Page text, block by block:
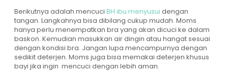
Berikutnya adalah mencuci BH ibu menyusui dengan
tangan. Langkahnya bisa dibilang cukup mudah. Moms
hanya perlu menempatkan bra yang akan dicuci ke dalam
baskon. Kemudian masukkan air dingin atau hangat sesuai
dengan kondisi bra. Jangan lupa mencampurnya dengan
sedikit deterjen. Moms juga bisa memakai deterjen khusus
bayi jika ingin mencuci dengan lebih aman.